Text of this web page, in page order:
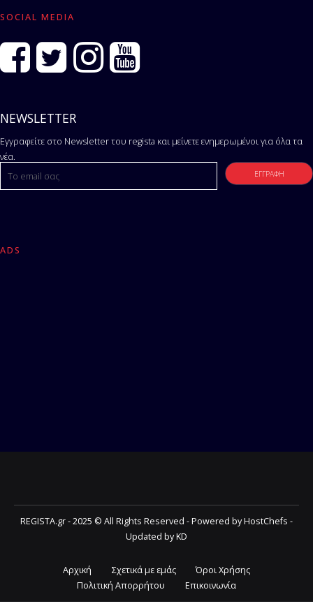
SOCIAL MEDIA
NEWSLETTER
Εγγραφείτε στο Newsletter του regista και μείνετε ενημερωμένοι για όλα τα
νέα.
ADS
REGISTA.gr - 2025 © All Rights Reserved - Powered by HostChefs -
Updated by KD
Αρχική Σχετικά με εμάς
Όροι Χρήσης
Πολιτική Απορρήτου
Επικοινωνία